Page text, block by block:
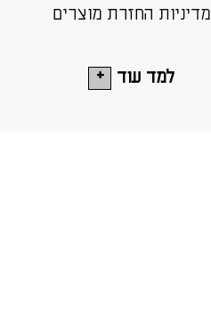
מדיניות החזרת מוצרים
למד עוד